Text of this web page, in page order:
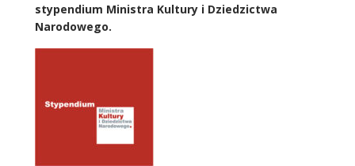
stypendium Ministra Kultury i Dziedzictwa
Narodowego.